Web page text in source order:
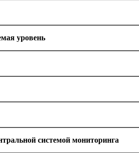
уровень
системой мониторинга